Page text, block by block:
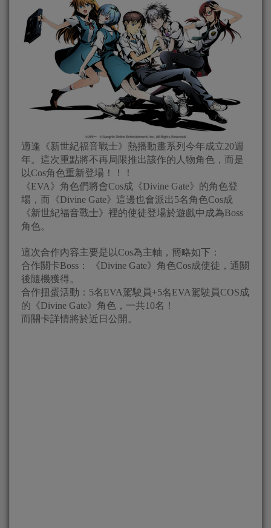
適逢《新世紀福音戰士》熱播動畫系列今年成立20週
年。這次重點將不再局限推出該作的人物角色，而是
以Cos角色重新登場！！！
《EVA》角色們將會Cos成《Divine Gate》的角色登
場，而《Divine Gate》這邊也會派出5名角色Cos成
《新世紀福音戰士》裡的使徒登場於遊戲中成為Boss
角色。
這次合作內容主要是以Cos為主軸，簡略如下：
合作關卡Boss： 《Divine Gate》角色Cos成使徒，通關
後隨機獲得。
合作扭蛋活動：5名EVA駕駛員+5名EVA駕駛員COS成
的《Divine Gate》角色，一共10名！
而關卡詳情將於近日公開。